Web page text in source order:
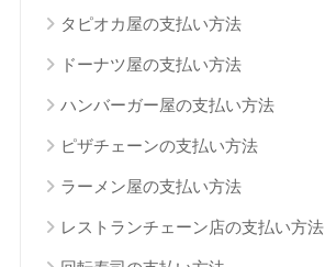
タピオカ屋の支払い方法
ドーナツ屋の支払い方法
ハンバーガー屋の支払い方法
ピザチェーンの支払い方法
ラーメン屋の支払い方法
レストランチェーン店の支払い方法